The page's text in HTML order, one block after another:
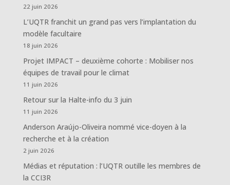
22 juin 2026
L’UQTR franchit un grand pas vers l’implantation du
modèle facultaire
18 juin 2026
Projet IMPACT – deuxième cohorte : Mobiliser nos
équipes de travail pour le climat
11 juin 2026
Retour sur la Halte-info du 3 juin
11 juin 2026
Anderson Araújo-Oliveira nommé vice-doyen à la
recherche et à la création
2 juin 2026
Médias et réputation : l’UQTR outille les membres de
la CCI3R